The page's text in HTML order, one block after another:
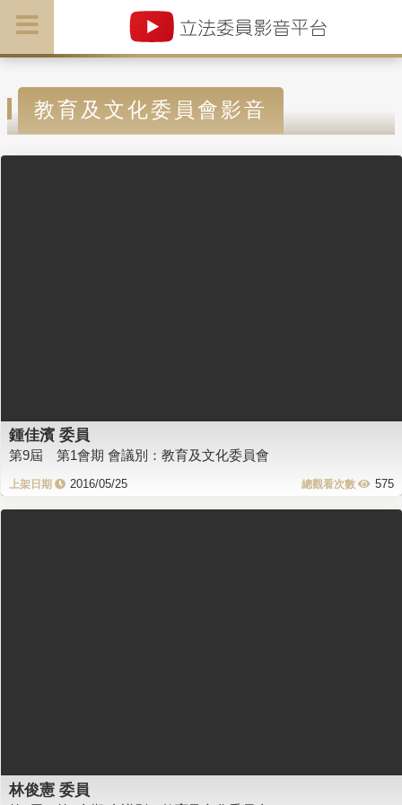
教育及文化委員會影音
鍾佳濱 委員
第9屆 第1會期 會議別：教育及文化委員會
2016/05/25 575
林俊憲 委員